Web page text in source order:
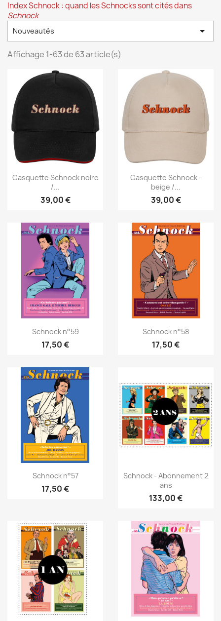
Index Schnock : quand les Schnocks sont cités dans
Schnock
Nouveautés 
Affichage 1-63 de 63 article(s)
Casquette Schnock noire
/...
39,00 €
Casquette Schnock -
beige /...
39,00 €
Schnock n°59
17,50 €
Schnock n°58
17,50 €
Schnock n°57
17,50 €
Schnock - Abonnement 2
ans
133,00 €